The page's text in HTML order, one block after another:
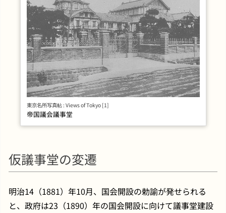
東京名所写真帖 : Views of Tokyo [1]
帝国議会議事堂
仮議事堂の変遷
明治14（1881）年10月、国会開設の勅諭が発せられる
と、政府は23（1890）年の国会開設に向けて議事堂建設